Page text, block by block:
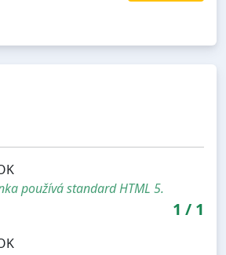
používá standard HTML 5.
1 / 1